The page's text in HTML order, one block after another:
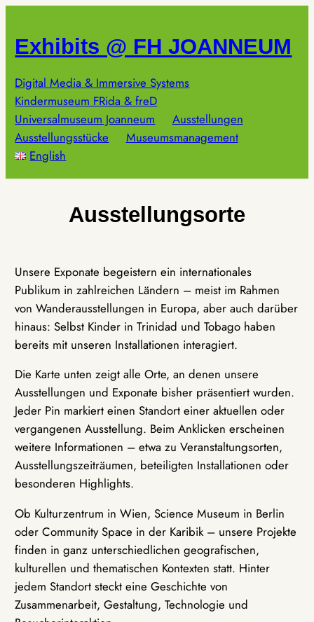
springen
Exhibits @ FH JOANNEUM
Digital Media & Immersive Systems
Kindermuseum FRida & freD
Universalmuseum Joanneum
Ausstellungen
Ausstellungsstücke
Museumsmanagement
English
Ausstellungsorte
Unsere Exponate begeistern ein internationales
Publikum in zahlreichen Ländern – meist im Rahmen
von Wanderausstellungen in Europa, aber auch darüber
hinaus: Selbst Kinder in Trinidad und Tobago haben
bereits mit unseren Installationen interagiert.
Die Karte unten zeigt alle Orte, an denen unsere
Ausstellungen und Exponate bisher präsentiert wurden.
Jeder Pin markiert einen Standort einer aktuellen oder
vergangenen Ausstellung. Beim Anklicken erscheinen
weitere Informationen – etwa zu Veranstaltungsorten,
Ausstellungszeiträumen, beteiligten Installationen oder
besonderen Highlights.
Ob Kulturzentrum in Wien, Science Museum in Berlin
oder Community Space in der Karibik – unsere Projekte
finden in ganz unterschiedlichen geografischen,
kulturellen und thematischen Kontexten statt. Hinter
jedem Standort steckt eine Geschichte von
Zusammenarbeit, Gestaltung, Technologie und